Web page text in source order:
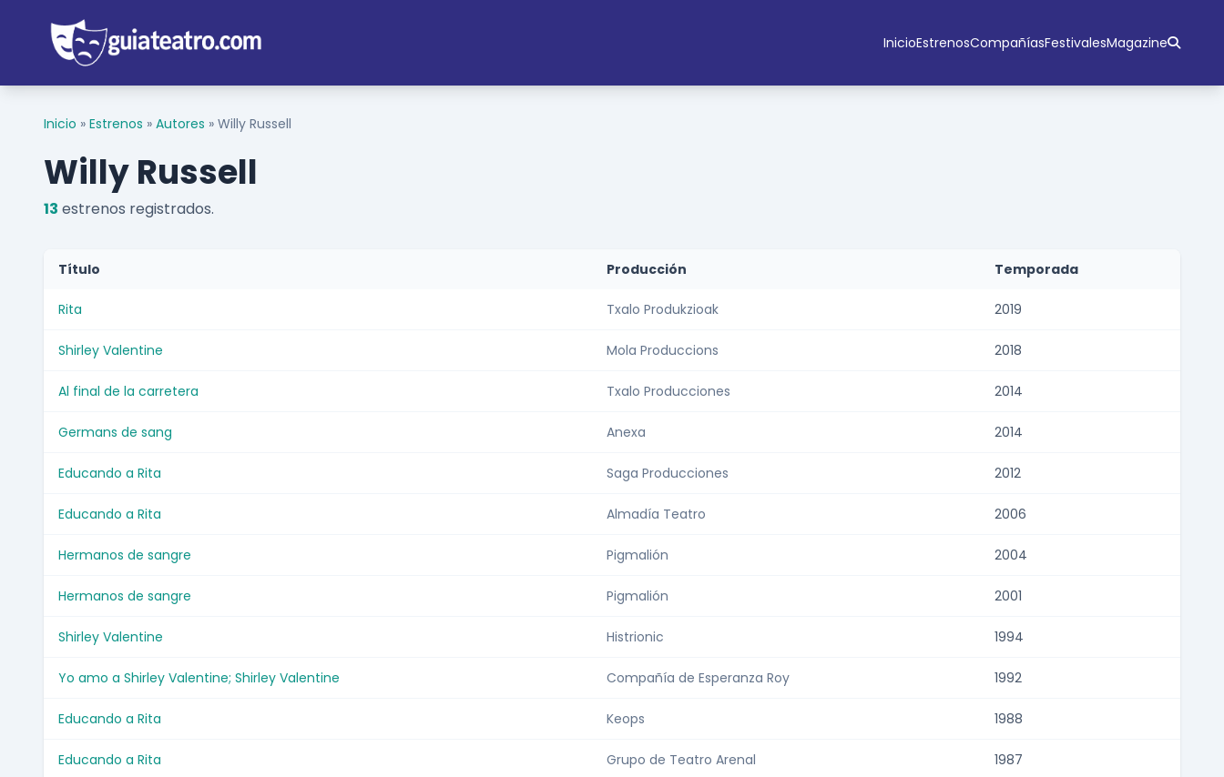
InicioEstrenosCompañíasFestivalesMagazine
Inicio » Estrenos » Autores » Willy Russell
Willy Russell
13 estrenos registrados.
Título Producción Temporada
Rita Txalo Produkzioak 2019
Shirley Valentine Mola Produccions 2018
Al final de la carretera Txalo Producciones 2014
Germans de sang Anexa 2014
Educando a Rita Saga Producciones 2012
Educando a Rita Almadía Teatro 2006
Hermanos de sangre Pigmalión 2004
Hermanos de sangre Pigmalión 2001
Shirley Valentine Histrionic 1994
Yo amo a Shirley Valentine; Shirley Valentine Compañía de Esperanza Roy 1992
Educando a Rita Keops 1988
Educando a Rita Grupo de Teatro Arenal 1987